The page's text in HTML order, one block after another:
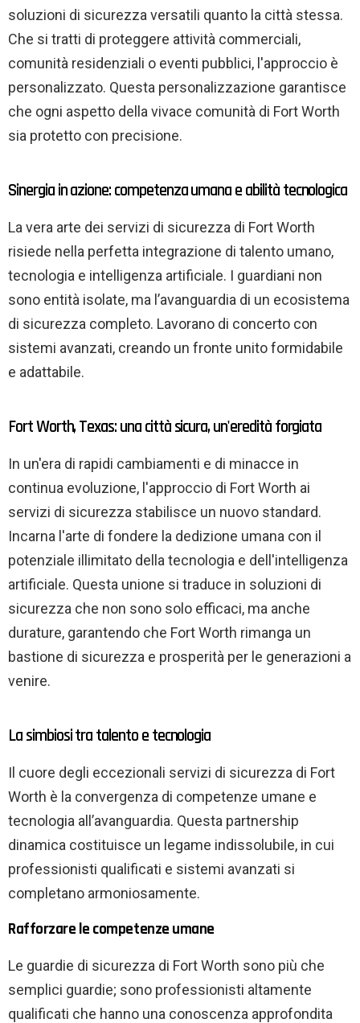
soluzioni di sicurezza versatili quanto la città stessa.
Che si tratti di proteggere attività commerciali,
comunità residenziali o eventi pubblici, l'approccio è
personalizzato. Questa personalizzazione garantisce
che ogni aspetto della vivace comunità di Fort Worth
sia protetto con precisione.
Sinergia in azione: competenza umana e abilità tecnologica
La vera arte dei servizi di sicurezza di Fort Worth
risiede nella perfetta integrazione di talento umano,
tecnologia e intelligenza artificiale. I guardiani non
sono entità isolate, ma l’avanguardia di un ecosistema
di sicurezza completo. Lavorano di concerto con
sistemi avanzati, creando un fronte unito formidabile
e adattabile.
Fort Worth, Texas: una città sicura, un'eredità forgiata
In un'era di rapidi cambiamenti e di minacce in
continua evoluzione, l'approccio di Fort Worth ai
servizi di sicurezza stabilisce un nuovo standard.
Incarna l'arte di fondere la dedizione umana con il
potenziale illimitato della tecnologia e dell'intelligenza
artificiale. Questa unione si traduce in soluzioni di
sicurezza che non sono solo efficaci, ma anche
durature, garantendo che Fort Worth rimanga un
bastione di sicurezza e prosperità per le generazioni a
venire.
La simbiosi tra talento e tecnologia
Il cuore degli eccezionali servizi di sicurezza di Fort
Worth è la convergenza di competenze umane e
tecnologia all’avanguardia. Questa partnership
dinamica costituisce un legame indissolubile, in cui
professionisti qualificati e sistemi avanzati si
completano armoniosamente.
Rafforzare le competenze umane
Le guardie di sicurezza di Fort Worth sono più che
semplici guardie; sono professionisti altamente
qualificati che hanno una conoscenza approfondita